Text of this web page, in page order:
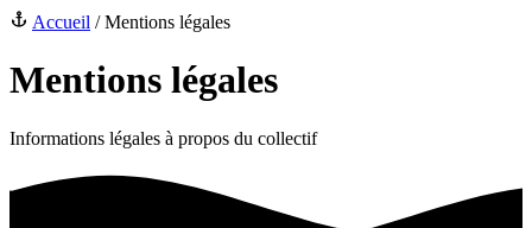
Accueil /Mentions légales
Mentions légales
Informations légales à propos du collectif